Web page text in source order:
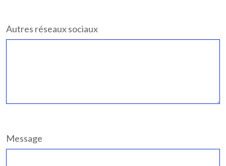
Autres réseaux sociaux
Message